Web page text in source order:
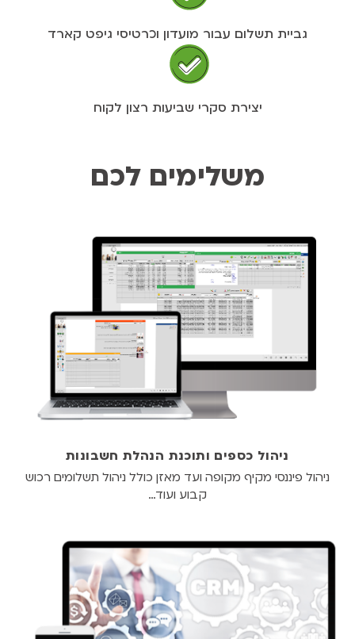
גביית תשלום עבור מועדון וכרטיסי גיפט קארד
יצירת סקרי שביעות רצון לקוח
משלימים לכם
ניהול כספים ותוכנת הנהלת חשבונות
ניהול פיננסי מקיף מקופה ועד מאזן כולל ניהול תשלומים רכוש
קבוע ועוד…